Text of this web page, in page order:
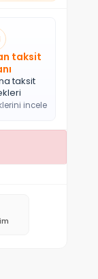
taksit
taksit
incele